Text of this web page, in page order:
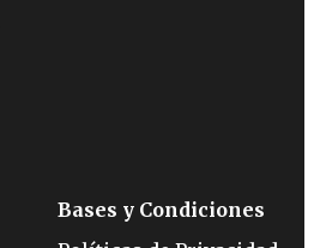
Bases y Condiciones